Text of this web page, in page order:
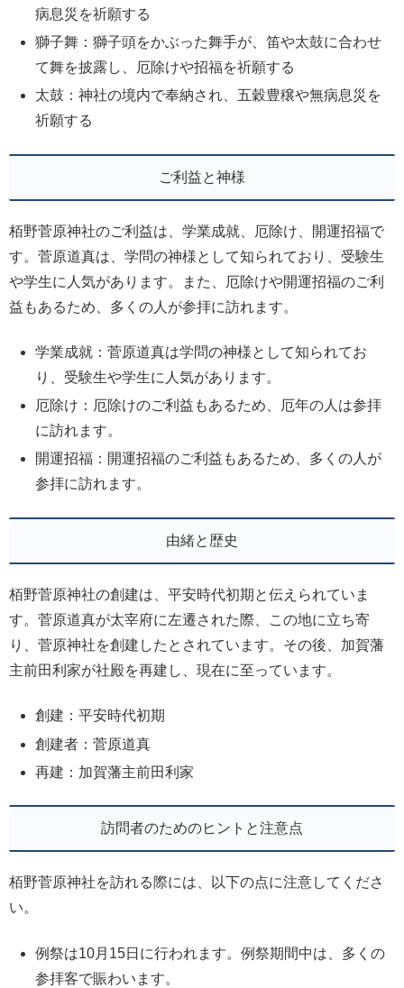
病息災を祈願する
獅子舞：獅子頭をかぶった舞手が、笛や太鼓に合わせ
て舞を披露し、厄除けや招福を祈願する
太鼓：神社の境内で奉納され、五穀豊穣や無病息災を
祈願する
ご利益と神様
栢野菅原神社のご利益は、学業成就、厄除け、開運招福で
す。菅原道真は、学問の神様として知られており、受験生
や学生に人気があります。また、厄除けや開運招福のご利
益もあるため、多くの人が参拝に訪れます。
学業成就：菅原道真は学問の神様として知られてお
り、受験生や学生に人気があります。
厄除け：厄除けのご利益もあるため、厄年の人は参拝
に訪れます。
開運招福：開運招福のご利益もあるため、多くの人が
参拝に訪れます。
由緒と歴史
栢野菅原神社の創建は、平安時代初期と伝えられていま
す。菅原道真が太宰府に左遷された際、この地に立ち寄
り、菅原神社を創建したとされています。その後、加賀藩
主前田利家が社殿を再建し、現在に至っています。
創建：平安時代初期
創建者：菅原道真
再建：加賀藩主前田利家
訪問者のためのヒントと注意点
栢野菅原神社を訪れる際には、以下の点に注意してくださ
い。
例祭は10月15日に行われます。例祭期間中は、多くの
参拝客で賑わいます。